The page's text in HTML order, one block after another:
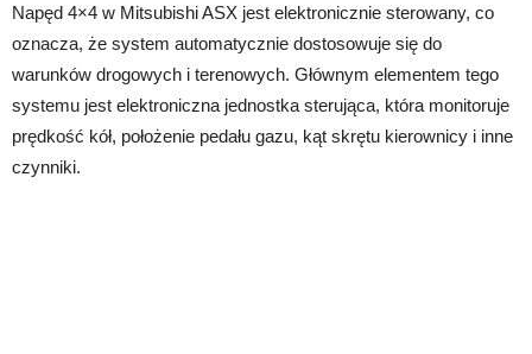
Napęd 4×4 w Mitsubishi ASX jest elektronicznie sterowany, co
oznacza, że system automatycznie dostosowuje się do
warunków drogowych i terenowych. Głównym elementem tego
systemu jest elektroniczna jednostka sterująca, która monitoruje
prędkość kół, położenie pedału gazu, kąt skrętu kierownicy i inne
czynniki.